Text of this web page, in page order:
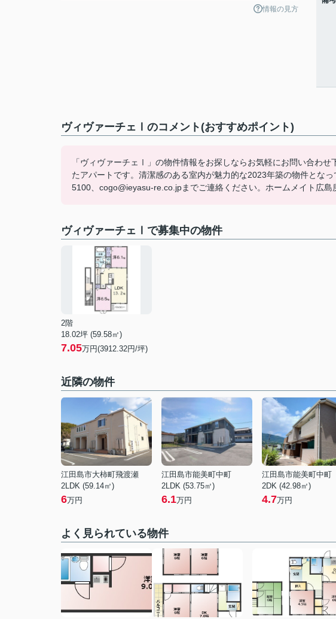
情報の見方
ヴィヴァーチェⅠのコメント(おすすめポイント)
「ヴィヴァーチェⅠ」の物件情報をお探しならお気軽にお問い合わ
たアパートです。清潔感のある室内が魅力的な2023年築の物件とな
5100、cogo@ieyasu-re.co.jpまでご連絡ください。ホームメイト広島
ヴィヴァーチェⅠで募集中の物件
2階
18.02坪 (59.58㎡)
7.05万円(3912.32円/坪)
近隣の物件
江田島市大柿町飛渡瀬
2LDK (59.14㎡)
6万円
江田島市能美町中町
2LDK (53.75㎡)
6.1万円
江田島市能美町中町
2DK (42.98㎡)
4.7万円
よく見られている物件